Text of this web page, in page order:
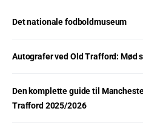
Det nationale fodboldmuseum
Autografer ved Old Trafford: Mød
Den komplette guide til
Trafford 2025/2026